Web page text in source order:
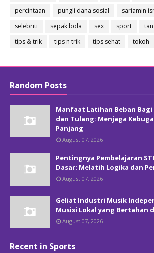
percintaan
pungli dana sosial sariamin
selebriti
sepak bola sex sport
tips & trik
tips n trik tips sehat tokoh
Random Posts
Manfaat Latihan Beban Bagi
dan Tulang: Menjaga
Panjang
August 07, 2026
Pentingnya Pembelajaran
Dasar: Melatih Logika dan
August 07, 2026
Geliat Industri Musik
Musisi Lokal yang Bertahan
August 07, 2026
Recent in Sports